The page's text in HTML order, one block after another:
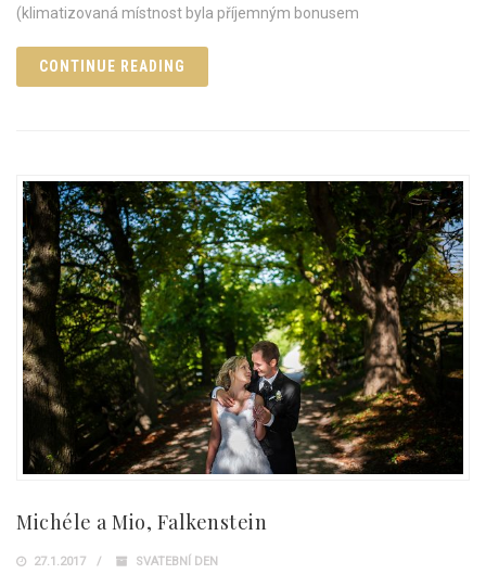
(klimatizovaná místnost byla příjemným bonusem
CONTINUE READING
Michéle a Mio, Falkenstein
27.1.2017 SVATEBNÍ DEN